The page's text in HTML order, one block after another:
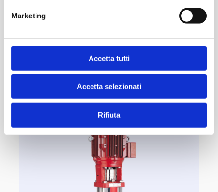
Marketing
Accetta tutti
Accetta selezionati
Rifiuta
Q: 50–1500 galloni/min, H: 40–198 psi – 13 modelli
Contattaci